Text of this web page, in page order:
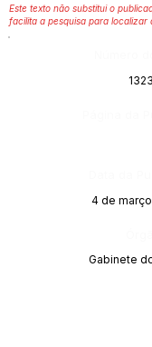
Este texto não substitui o
facilita a pesquisa para localizar
4 de
Gabinete